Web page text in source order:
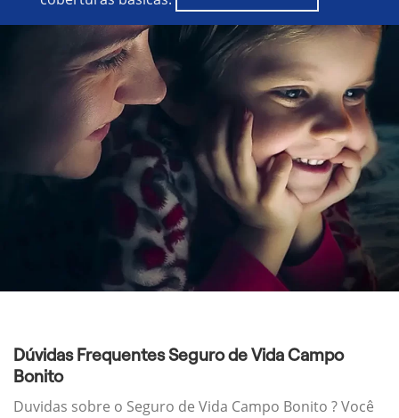
Dúvidas Frequentes Seguro de Vida Campo
Bonito
Duvidas sobre o Seguro de Vida Campo Bonito ? Você